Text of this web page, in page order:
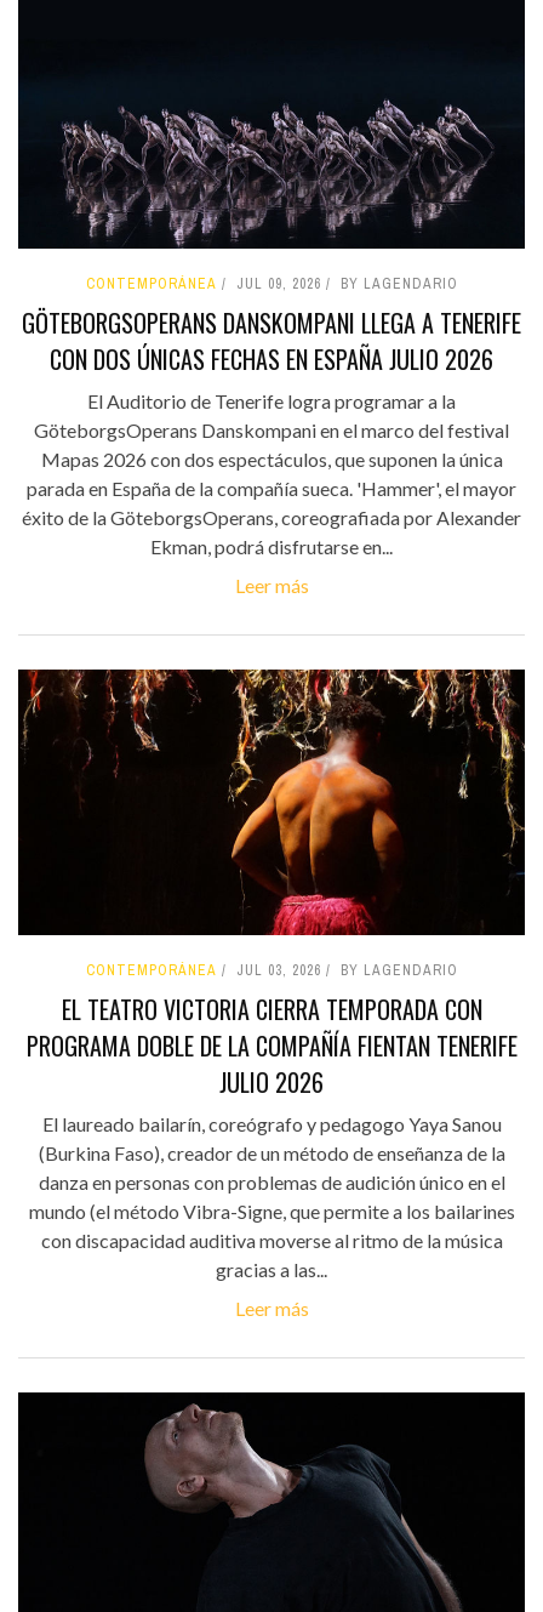
CONTEMPORÁNEA JUL 09, 2026 BY LAGENDARIO
GÖTEBORGSOPERANS DANSKOMPANI LLEGA A TENERIFE
CON DOS ÚNICAS FECHAS EN ESPAÑA JULIO 2026
El Auditorio de Tenerife logra programar a la
GöteborgsOperans Danskompani en el marco del festival
Mapas 2026 con dos espectáculos, que suponen la única
parada en España de la compañía sueca. 'Hammer', el mayor
éxito de la GöteborgsOperans, coreografiada por Alexander
Ekman, podrá disfrutarse en...
Leer más
CONTEMPORÁNEA JUL 03, 2026 BY LAGENDARIO
EL TEATRO VICTORIA CIERRA TEMPORADA CON
PROGRAMA DOBLE DE LA COMPAÑÍA FIENTAN TENERIFE
JULIO 2026
El laureado bailarín, coreógrafo y pedagogo Yaya Sanou
(Burkina Faso), creador de un método de enseñanza de la
danza en personas con problemas de audición único en el
mundo (el método Vibra-Signe, que permite a los bailarines
con discapacidad auditiva moverse al ritmo de la música
gracias a las...
Leer más